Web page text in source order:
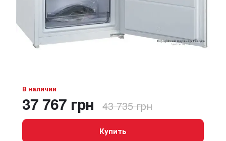
В наличии
37 767 грн 43 735 грн
Купить